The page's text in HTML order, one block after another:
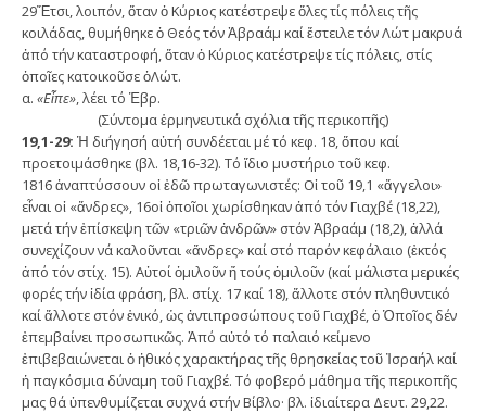
29Ἔτσι, λοιπόν, ὅταν ὁ Κύριος κατέστρεψε ὅλες τίς πόλεις τῆς
κοιλάδας, θυμήθηκε ὁ Θεός τόν Ἀβραάμ καί ἔστειλε τόν Λώτ μακρυά
ἀπό τήν καταστροφή, ὅταν ὁ Κύριος κατέστρεψε τίς πόλεις, στίς
ὁποῖες κατοικοῦσε ὁΛώτ.
α. «Εἶπε», λέει τό Ἑβρ.
(Σύντομα ἑρμηνευτικά σχόλια τῆς περικοπῆς)
19,1-29: Ἡ διήγησή αὐτή συνδέεται μέ τό κεφ. 18, ὅπου καί
προετοιμάσθηκε (βλ. 18,16-32). Τό ἴδιο μυστήριο τοῦ κεφ.
1816 ἀναπτύσσουν οἱ ἐδῶ πρωταγωνιστές: Οἱ τοῦ 19,1 «ἄγγελοι»
εἶναι οἱ «ἄνδρες», 16οἱ ὁποῖοι χωρίσθηκαν ἀπό τόν Γιαχβέ (18,22),
μετά τήν ἐπίσκεψη τῶν «τριῶν ἀνδρῶν» στόν Ἀβραάμ (18,2), ἀλλά
συνεχίζουν νά καλοῦνται «ἄνδρες» καί στό παρόν κεφάλαιο (ἐκτός
ἀπό τόν στίχ. 15). Αὐτοί ὁμιλοῦν ἤ τούς ὁμιλοῦν (καί μάλιστα μερικές
φορές τήν ἰδία φράση, βλ. στίχ. 17 καί 18), ἄλλοτε στόν πληθυντικό
καί ἄλλοτε στόν ἑνικό, ὡς ἀντιπροσώπους τοῦ Γιαχβέ, ὁ Ὁποῖος δέν
ἐπεμβαίνει προσωπικῶς. Ἀπό αὐτό τό παλαιό κείμενο
ἐπιβεβαιώνεται ὁ ἠθικός χαρακτήρας τῆς θρησκείας τοῦ Ἰσραήλ καί
ἡ παγκόσμια δύναμη τοῦ Γιαχβέ. Τό φοβερό μάθημα τῆς περικοπῆς
μας θά ὑπενθυμίζεται συχνά στήν Βίβλο· βλ. ἰδιαίτερα Δευτ. 29,22.